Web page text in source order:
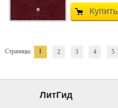
Купить
Страницы: 1 2 3 4 5
ЛитГид